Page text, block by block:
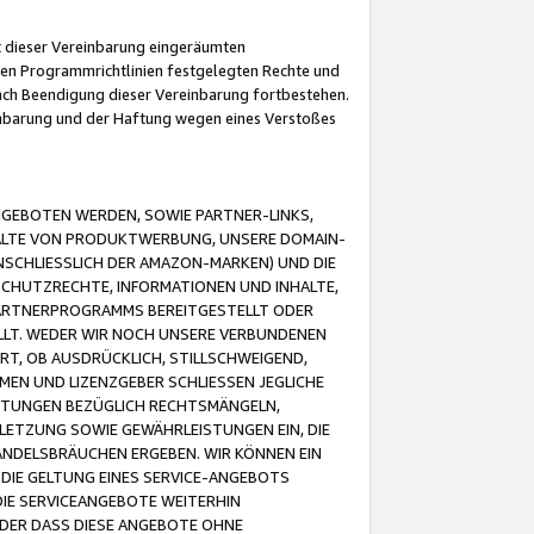
Vereinbarung eingeräumten
Programmrichtlinien festgelegten Rechte und
Beendigung dieser Vereinbarung fortbestehen.
und der Haftung wegen eines Verstoßes
WERDEN, SOWIE PARTNER-LINKS,
VON PRODUKTWERBUNG, UNSERE DOMAIN-
DER AMAZON-MARKEN) UND DIE
INFORMATIONEN UND INHALTE,
BEREITGESTELLT ODER
WEDER WIR NOCH UNSERE VERBUNDENEN
OB AUSDRÜCKLICH, STILLSCHWEIGEND,
UND LIZENZGEBER SCHLIESSEN JEGLICHE
BEZÜGLICH RECHTSMÄNGELN,
SOWIE GEWÄHRLEISTUNGEN EIN, DIE
ERGEBEN. WIR KÖNNEN EIN
GELTUNG EINES SERVICE-ANGEBOTS
SERVICEANGEBOTE WEITERHIN
DASS DIESE ANGEBOTE OHNE